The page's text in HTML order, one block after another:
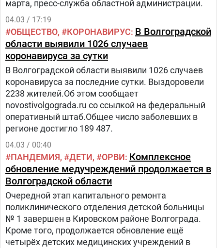
марта, пресс-служба областной администрации.
04.03 / 17:19
ОБЩЕСТВО КОРОНАВИРУС В Волгоградской
области выявили 1026 случаев
коронавируса за сутки
В Волгоградской области выявили 1026 случаев
коронавируса за последние сутки. Выздоровели
2238 жителей.Об этом сообщает
novostivolgograda.ru со ссылкой на федеральный
оперативный штаб.Общее число заболевших в
регионе достигло 189 487.
04.03 / 00:40
ПАНДЕМИЯ ДЕТИ ОРВИ Комплексное
обновление медучреждений продолжается в
Волгоградской области
Очередной этап капитального ремонта
поликлинического отделения детской больницы
№ 1 завершен в Кировском районе Волгограда.
Кроме того, продолжается обновление ещё
четырёх детских медицинских учреждений в